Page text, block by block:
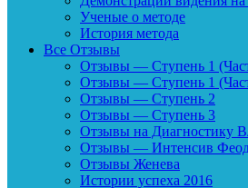
Ученые о методе
История метода
Все Отзывы
Отзывы — Ступень 1
Отзывы — Ступень 1
Отзывы — Ступень 2
Отзывы — Ступень 3
Отзывы на Диагностику
Отзывы — Интенсив
Отзывы Женева
Истории успеха 2016